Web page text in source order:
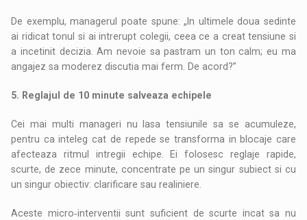
De exemplu, managerul poate spune: „In ultimele doua sedinte
ai ridicat tonul si ai intrerupt colegii, ceea ce a creat tensiune si
a incetinit decizia. Am nevoie sa pastram un ton calm; eu ma
angajez sa moderez discutia mai ferm. De acord?”
5. Reglajul de 10 minute salveaza echipele
Cei mai multi manageri nu lasa tensiunile sa se acumuleze,
pentru ca inteleg cat de repede se transforma in blocaje care
afecteaza ritmul intregii echipe. Ei folosesc reglaje rapide,
scurte, de zece minute, concentrate pe un singur subiect si cu
un singur obiectiv: clarificare sau realiniere.
Aceste micro‑interventii sunt suficient de scurte incat sa nu